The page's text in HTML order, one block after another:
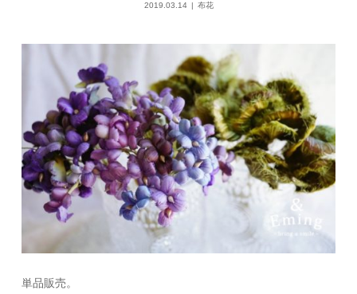
2019.03.14 布花
単品販売。